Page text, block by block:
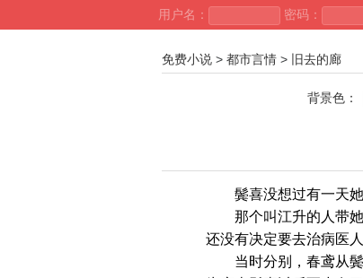
用户名： 密码：
免费小说 > 都市言情 > 旧去的廊
背景色：
鬓喜没想过有一天她
那个叫江升的人带她
还没有决定要去治病医
当时分别，春鸢从鬓